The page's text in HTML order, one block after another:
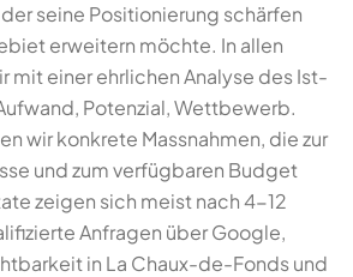
seine Positionierung schärfen
erweitern möchte. In allen
mit einer ehrlichen Analyse des Ist-
Potenzial, Wettbewerb.
wir konkrete Massnahmen, die zur
und zum verfügbaren Budget
zeigen sich meist nach 4-12
Anfragen über Google,
in La Chaux-de-Fonds und